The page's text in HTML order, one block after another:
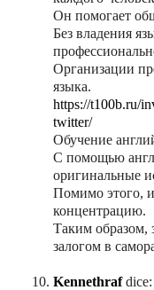
Он помогает
Без владения
Организации
языка.
https://t100b.ru/
twitter/
Обучение
С помощью
оригинальные
Помимо этого,
концентрацию.
Таким образом,
залогом в
Kennethraf dice: